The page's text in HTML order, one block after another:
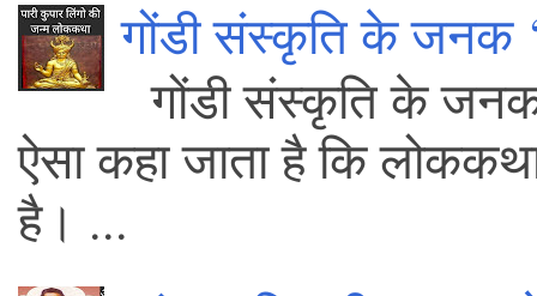
गोंडी संस्कृति के जनक
गोंडी संस्कृति के
ऐसा कहा जाता है कि
है। ...